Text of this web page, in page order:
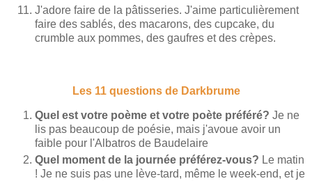
J'adore faire de la pâtisseries. J'aime particulièrement
faire des sablés, des macarons, des cupcake, du
crumble aux pommes, des gaufres et des crèpes.
Les 11 questions de Darkbrume
Quel est votre poème et votre poète préféré? Je ne
lis pas beaucoup de poésie, mais j'avoue avoir un
faible pour l'Albatros de Baudelaire
Quel moment de la journée préférez-vous? Le matin
! Je ne suis pas une lève-tard, même le week-end, et je